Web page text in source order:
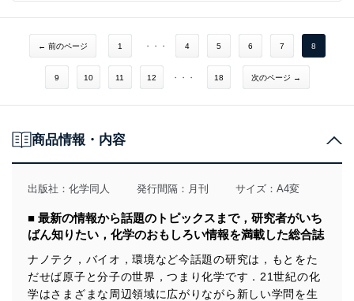
◆誰も教えてくれない！有機化学の基本のキ（12）
曲がった矢印，ちゃんと描けてる？──【応用編】Grignard試薬の反応
●矢野将文
◆化学者のための哲学──哲学は化学を挑発する（8）化学哲学における
実験の役割 ●落合洋文
◆化学ナンバープレイス
◆化学の本だな 書評・新刊紹介
◆編集室から
【2018年の化学】
リグニンファーストテクノロジー／一人二役をこなすビスマス／新しいラ
ンタノイド分離法／光電流の方向制御
【紹介】AIで触媒反応の収率を予測?! ──触媒開発期間の短縮へ光 ●矢
【提言】中等教育課程での研究倫理教育──学生を受け入れる側となる大
学の役割とは？ ●大橋淳史
負担の少ない検査を患者さんへ──シスメックス株式会社 ●角田正也
◆カガクへの視点 「理科屋」理科教育を語る ●中村友香
◆化学者のための哲学──哲学は化学を挑発する（7）オービタルは撮影
できるか（モデルと実在） ●落合洋文
◆美しさは化学のおかげ！コスメの化学
（13）クリーミーで洗い心地のよい泡はどうやってつくるの？ ●野々村
美宗
← 前のページ 1 ・・・ 4 5 6 7 8
9 10 11 12 ・・・ 18 次のページ →
商品情報・内容
出版社： 化学同人 発行間隔：月刊 サイズ：A4変
■ 最新の情報から話題のトピックスまで，研究者がいち
ばん知りたい，化学のおもしろい情報を満載した総合誌
ナノテク，バイオ，環境など今話題の研究は，もとをた
だせば原子と分子の世界，つまり化学です．21世紀の化
学はさまざまな周辺領域に広がりながら新しい学問を生